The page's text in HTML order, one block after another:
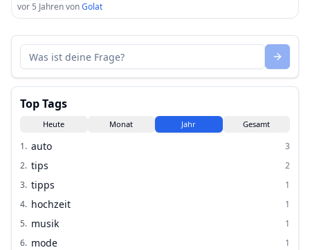
vor 5 JahrenvonGolat
Top Tags
Heute Monat Jahr Gesamt
1. auto
3
2. tips
2
3. tipps
1
4. hochzeit
1
5. musik
1
6. mode
1